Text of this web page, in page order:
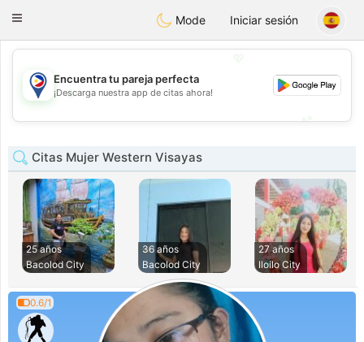
Philippines Chat
Toggle
Mode Iniciar sesión
💖
💕
Encuentra tu pareja perfecta
¡Descarga nuestra app de citas ahora!
Citas Mujer Western Visayas
25 años
Bacolod City
36 años
Bacolod City
27 años
Iloilo City
0.6/1